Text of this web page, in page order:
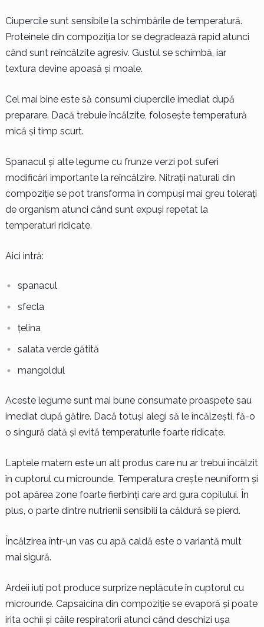
Ciupercile sunt sensibile la schimbările de temperatură.
Proteinele din compoziția lor se degradează rapid atunci
când sunt reîncălzite agresiv. Gustul se schimbă, iar
textura devine apoasă și moale.
Cel mai bine este să consumi ciupercile imediat după
preparare. Dacă trebuie încălzite, folosește temperatură
mică și timp scurt.
Spanacul și alte legume cu frunze verzi pot suferi
modificări importante la reîncălzire. Nitrații naturali din
compoziție se pot transforma în compuși mai greu tolerați
de organism atunci când sunt expuși repetat la
temperaturi ridicate.
Aici intră:
spanacul
sfecla
țelina
salata verde gătită
mangoldul
Aceste legume sunt mai bune consumate proaspete sau
imediat după gătire. Dacă totuși alegi să le încălzești, fă-o
o singură dată și evită temperaturile foarte ridicate.
Laptele matern este un alt produs care nu ar trebui încălzit
în cuptorul cu microunde. Temperatura crește neuniform și
pot apărea zone foarte fierbinți care ard gura copilului. În
plus, o parte dintre nutrienii sensibili la căldură se pierd.
Încălzirea într-un vas cu apă caldă este o variantă mult
mai sigură.
Ardeii iuți pot produce surprize neplăcute în cuptorul cu
microunde. Capsaicina din compoziție se evaporă și poate
irita ochii și căile respiratorii atunci când deschizi ușa